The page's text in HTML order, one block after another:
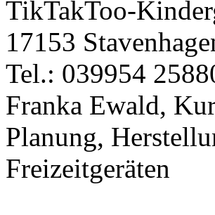
TikTakToo-
17153
Tel.: 039954
Franka Ewald,
Planung,
Freizeitgeräten